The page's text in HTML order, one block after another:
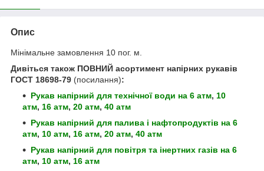
Опис
Мінімальне замовлення 10 пог. м.
Дивіться також ПОВНИЙ асортимент напірних рукавів
ГОСТ 18698-79 (посилання):
Рукав напірний для технічної води на 6 атм, 10
атм, 16 атм, 20 атм, 40 атм
Рукав напірний для палива і нафтопродуктів на 6
атм, 10 атм, 16 атм, 20 атм, 40 атм
Рукав напірний для повітря та інертних газів на 6
атм, 10 атм, 16 атм